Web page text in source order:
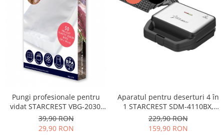
Pungi profesionale pentru
vidat STARCREST VBG-2030,
50 bucati, 20x30 cm,
rezistente, reutilizabile, sous
vide, lavabile in masina de
39,90 RON
29,90 RON
Aparatul pentru deserturi 4 în
1 STARCREST SDM-4110BX,
800W, placi detasabile cu
invelis ceramic pentru vafe,
nuci, gogosi si smile
229,90 RON
159,90 RON